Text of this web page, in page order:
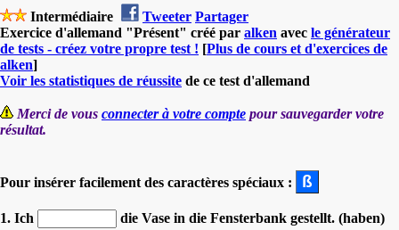
Intermédiaire Tweeter Partager
Exercice d'allemand "Présent" créé par alken avec le générateur
de tests - créez votre propre test ! [Plus de cours et d'exercices de
alken]
Voir les statistiques de réussite de ce test d'allemand
Merci de vous connecter à votre compte pour sauvegarder votre
résultat.
Pour insérer facilement des caractères spéciaux :
1. Ich die Vase in die Fensterbank gestellt. (haben)